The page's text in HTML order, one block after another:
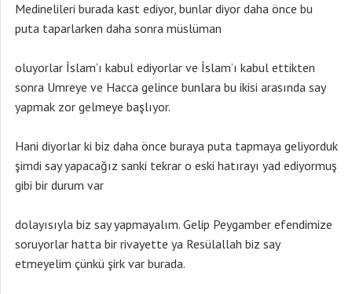
Medinelileri burada kast ediyor, bunlar diyor daha önce bu
puta taparlarken daha sonra müslüman
oluyorlar İslam’ı kabul ediyorlar ve İslam’ı kabul ettikten
sonra Umreye ve Hacca gelince bunlara bu ikisi arasında say
yapmak zor gelmeye başlıyor.
Hani diyorlar ki biz daha önce buraya puta tapmaya geliyorduk
şimdi say yapacağız sanki tekrar o eski hatırayı yad ediyormuş
gibi bir durum var
dolayısıyla biz say yapmayalım. Gelip Peygamber efendimize
soruyorlar hatta bir rivayette ya Resülallah biz say
etmeyelim çünkü şirk var burada.